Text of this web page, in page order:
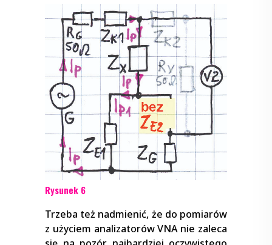
Rysunek 6
Trzeba też nadmienić, że do pomiarów
z użyciem analizatorów VNA nie zaleca